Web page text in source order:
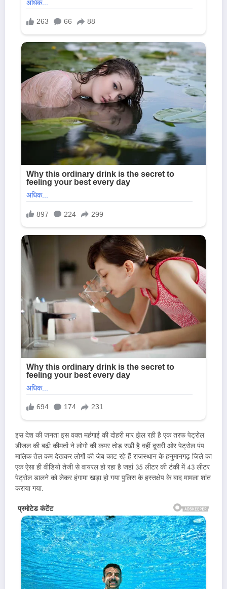
इस देश की जनता इस वक्त महंगाई की दोहरी मार झेल रही है एक तरफ पेट्रोल
डीजल की बढ़ी कीमतों ने लोगों की कमर तोड़ रखी है वहीं दूसरी ओर पेट्रोल पंप
मालिक तेल कम देखकर लोगों की जेब काट रहे हैं राजस्थान के हनुमानगढ़ जिले का
एक ऐसा ही वीडियो तेजी से वायरल हो रहा है जहां 35 लीटर की टंकी में 43 लीटर
पेट्रोल डालने को लेकर हंगामा खड़ा हो गया पुलिस के हस्तक्षेप के बाद मामला शांत
कराया गया.